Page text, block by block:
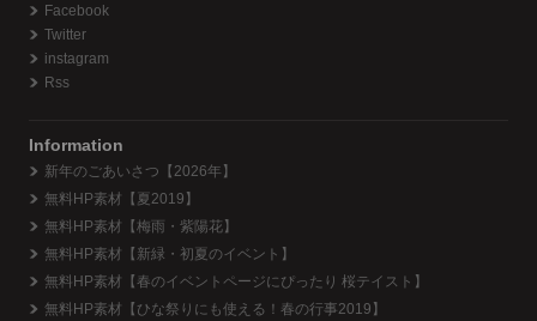
Facebook
Twitter
instagram
Rss
Information
新年のごあいさつ【2026年】
無料HP素材【夏2019】
無料HP素材【梅雨・紫陽花】
無料HP素材【新緑・初夏のイベント】
無料HP素材【春のイベントページにぴったり 桜テイスト】
無料HP素材【ひな祭りにも使える！春の行事2019】